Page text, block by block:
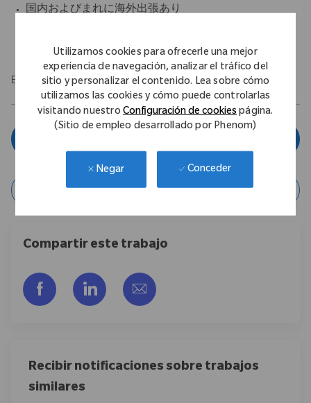
Utilizamos cookies para ofrecerle una mejor
experiencia de navegación, analizar el tráfico del
sitio y personalizar el contenido. Lea sobre cómo
utilizamos las cookies y cómo puede controlarlas
visitando nuestro Configuración de cookiespágina.
(Sitio de empleo desarrollado por Phenom)
Negar Conceder
国内およびまれに海外出張あり
EOE/M/F/Vet/Disability
Guardar posición
Compartir este trabajo
Compartir a través de Facebook
Compartir a través de LinkedIn
Compartir por correo
Recibir notificaciones sobre trabajos
similares